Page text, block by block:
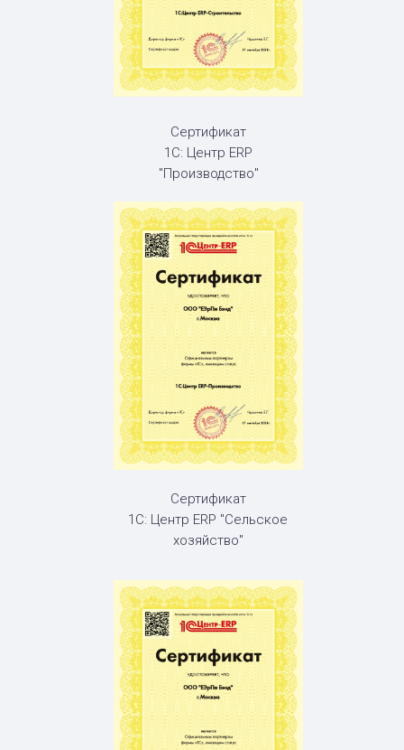
Сертификат
1С: Центр ERP
"Производство"
Сертификат
1С: Центр ERP "Сельское
хозяйство"